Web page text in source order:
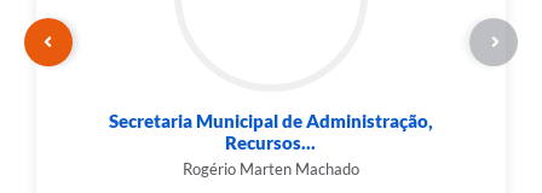
Secretaria Municipal de Administração,
Recursos...
Rogério Marten Machado